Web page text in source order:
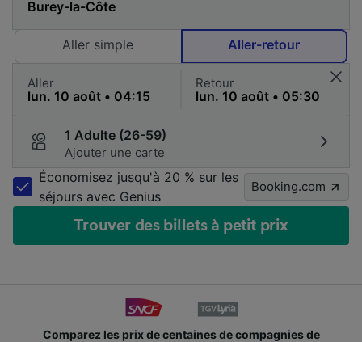
Aller simple Aller-retour
Aller Retour
1 Adulte (26-59)
Ajouter une carte
Économisez jusqu'à 20 % sur les
séjours avec Genius
Booking.com
Trouver des billets à petit prix
Comparez les prix de centaines de compagnies de